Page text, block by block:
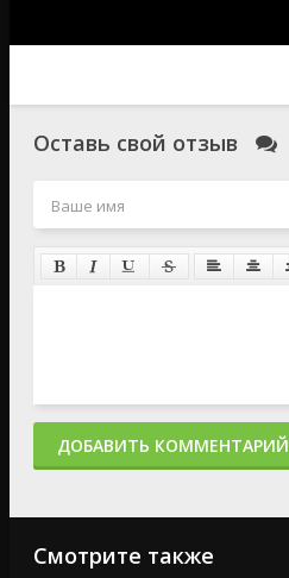
Оставь свой отзыв
ДОБАВИТЬ КОММЕНТАРИЙ
Смотрите также